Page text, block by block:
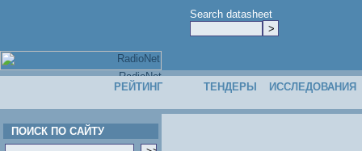
Search datasheet
РЕЙТИНГ ТЕНДЕРЫ ИССЛЕДОВАНИЯ
ПОИСК ПО САЙТУ